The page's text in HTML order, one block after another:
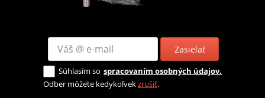
Zasielať
Súhlasím so spracovaním osobných údajov.
Odber môžete kedykoľvekzrušiť.